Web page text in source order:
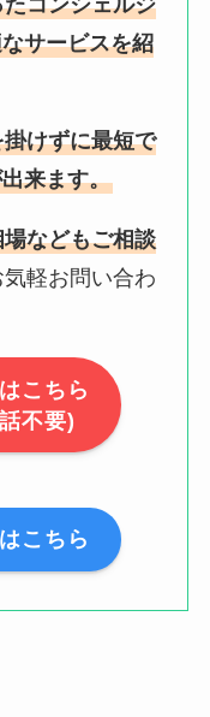
サービスを紹
けずに最短で
来ます。
などもご相談
気軽お問い合わ
こちら
不要)
こちら